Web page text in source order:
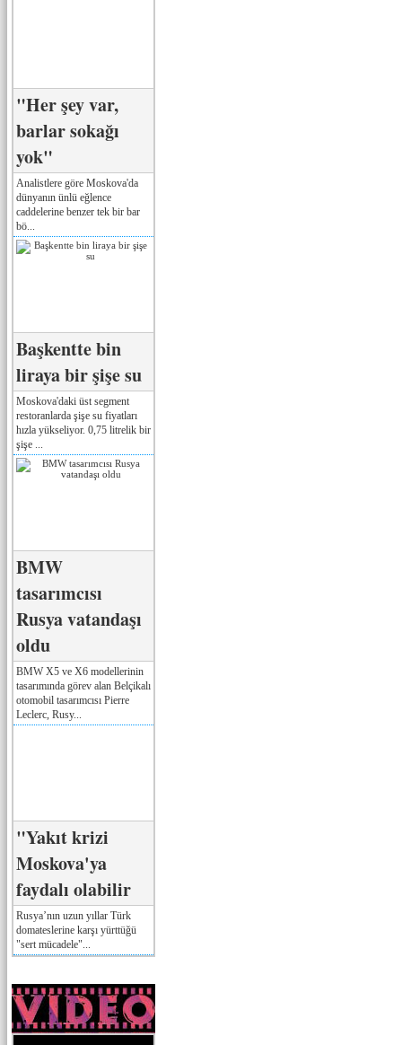
"Her şey var,
barlar sokağı
yok"
Analistlere göre Moskova'da
dünyanın ünlü eğlence
caddelerine benzer tek bir bar
bö...
Başkentte bin
liraya bir şişe su
Moskova'daki üst segment
restoranlarda şişe su fiyatları
hızla yükseliyor. 0,75 litrelik bir
şişe ...
BMW
tasarımcısı
Rusya vatandaşı
oldu
BMW X5 ve X6 modellerinin
tasarımında görev alan Belçikalı
otomobil tasarımcısı Pierre
Leclerc, Rusy...
"Yakıt krizi
Moskova'ya
faydalı olabilir
Rusya’nın uzun yıllar Türk
domateslerine karşı yürttüğü
"sert mücadele"...